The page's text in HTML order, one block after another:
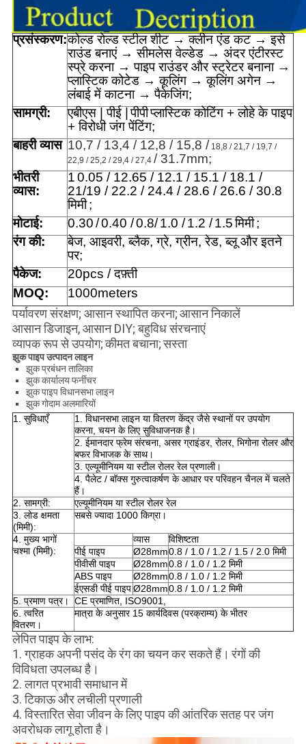
प्रसंस्करण:कोल्ड रोल्ड स्टील शीट → क्लीन एंड कट → इसे
राउंड बनाएं → सीमलेस वेल्डेड → अंदर एंटीरस्ट
स्प्रे करना → पाइप राउंडर और स्ट्रेटर बनाना →
प्लास्टिक कोटेड → कूलिंग → कूलिंग अगेन →
लंबाई में काटना → पैकेजिंग;
सामग्री:
एबीएस | पीई | पीपीप्लास्टिक कोटिंग + लोहे के पाइप
+ विरोधी जंग पेंटिंग;
बाहरी व्यास 10,7 / 13,4 / 12,8 / 15,8 / 18,8 / 21,7 / 19,7 /
22,9 / 25,2 / 29,4 / 27,4 / 31.7mm;
भीतरी
व्यास:
10.05 / 12.65 / 12.1 / 15.1 / 18.1 /
21/19 / 22.2 / 24.4 / 28.6 / 26.6 / 30.8
मिमी;
मोटाई:
0.30/0.40 /0.8/1.0 /1.2 /1.5मिमी;
रंग की:
बेज, आइवरी, ब्लैक, ग्रे, ग्रीन, रेड, ब्लू और इतने
पर;
पैकेज:
20pcs / दफ़्ती
MOQ:
1000meters
पर्यावरण संरक्षण; आसान स्थापित करना;आसान निकालें
आसान डिजाइन, आसान DIY; बहुविध संरचनाएं
व्यापक रूप से उपयोग;कीमत बचाना;सस्ता
झुक पाइप उत्पादन लाइन
झुक प्रबंधन तालिका
झुक कार्यालय फर्नीचर
झुक पाइप विधानसभा लाइन
झुक गोदाम अलमारियों
1. सुविधाएँ
1. विधानसभा लाइन या वितरण केंद्र जैसे स्थानों पर उपयोग
करना, चयन के लिए सुविधाजनक है।
2. ईमानदार फ्रेम संरचना, असर ग्राइंडर, रोलर, भिगोना रोलर और
बफर विभाजक के साथ।
3. एल्यूमीनियम या स्टील रोलर रेल प्रणाली।
4. पैलेट / बॉक्स गुरुत्वाकर्षण के आधार पर परिवहन चैनल में चलते
हैं।
2. सामग्री:
एल्यूमीनियम या स्टील रोलर रेल
3. लोड क्षमता
(मिमी):
सबसे ज्यादा 1000 किग्रा।
4. मुख्य भागों
चश्मा (मिमी):
व्यास
विशिष्टता
पीई पाइप
Ø28mm0.8 / 1.0 / 1.2 / 1.5 / 2.0 मिमी
पीवीसी पाइप
Ø28mm0.8 / 1.0 / 1.2 मिमी
ABS पाइप
Ø28mm0.8 / 1.0 / 1.2 मिमी
ईएसडी पीई पाइपØ28mm0.8 / 1.0 / 1.2 मिमी
5. प्रमाण पत्र।
CE प्रमाणित, ISO9001,
6. त्वरित
वितरण।
मात्रा के अनुसार 15 कार्यदिवस (परक्राम्य) के भीतर
लेपित पाइप के लाभ:
1. ग्राहक अपनी पसंद के रंग का चयन कर सकते हैं। रंगों की
विविधता उपलब्ध है।
2. लागत प्रभावी समाधान में
3. टिकाऊ और लचीली प्रणाली
4. विस्तारित सेवा जीवन के लिए पाइप की आंतरिक सतह पर जंग
अवरोधक लागू होता है।